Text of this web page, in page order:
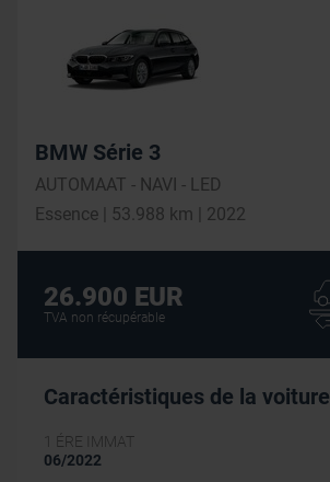
BMW Série 3
AUTOMAAT - NAVI - LED
Essence | 53.988 km | 2022
26.900 EUR
TVA non récupérable
Caractéristiques de la voiture
1 ÉRE IMMAT
06/2022